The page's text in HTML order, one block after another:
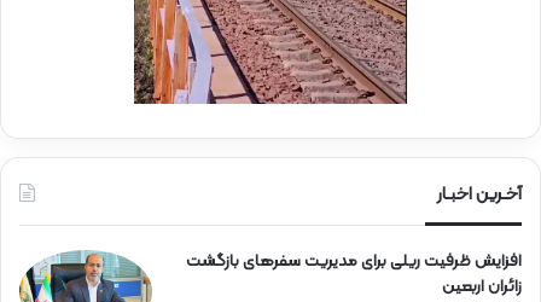
آخـرین اخبـار
افزایش ظرفیت ریلی برای مدیریت سفرهای بازگشت
زائران اربعین